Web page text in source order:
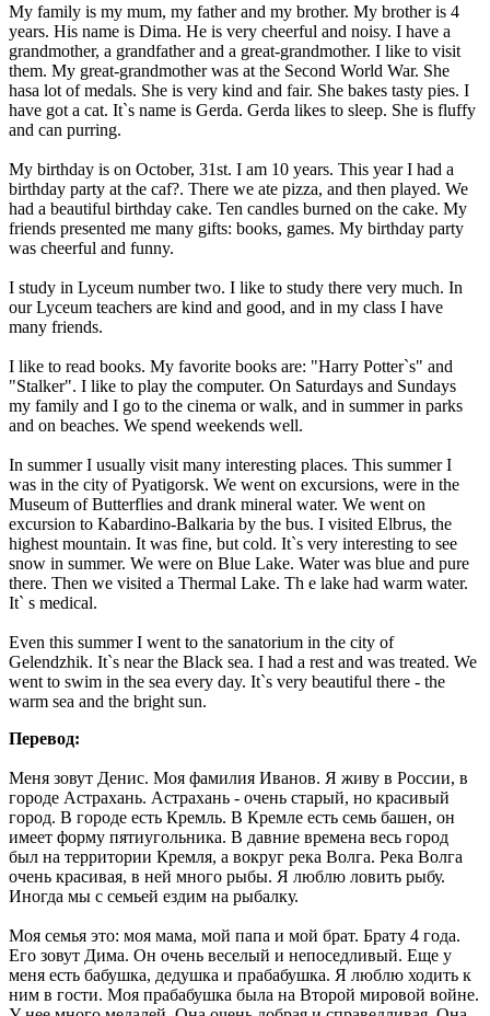
My family is my mum, my father and my brother. My brother is 4
years. His name is Dima. He is very cheerful and noisy. I have a
grandmother, a grandfather and a great-grandmother. I like to visit
them. My great-grandmother was at the Second World War. She
hasa lot of medals. She is very kind and fair. She bakes tasty pies. I
have got a cat. It`s name is Gerda. Gerda likes to sleep. She is fluffy
and can purring.
My birthday is on October, 31st. I am 10 years. This year I had a
birthday party at the caf?. There we ate pizza, and then played. We
had a beautiful birthday cake. Ten candles burned on the cake. My
friends presented me many gifts: books, games. My birthday party
was cheerful and funny.
I study in Lyceum number two. I like to study there very much. In
our Lyceum teachers are kind and good, and in my class I have
many friends.
I like to read books. My favorite books are: "Harry Potter`s" and
"Stalker". I like to play the computer. On Saturdays and Sundays
my family and I go to the cinema or walk, and in summer in parks
and on beaches. We spend weekends well.
In summer I usually visit many interesting places. This summer I
was in the city of Pyatigorsk. We went on excursions, were in the
Museum of Butterflies and drank mineral water. We went on
excursion to Kabardino-Balkaria by the bus. I visited Elbrus, the
highest mountain. It was fine, but cold. It`s very interesting to see
snow in summer. We were on Blue Lake. Water was blue and pure
there. Then we visited a Thermal Lake. Th e lake had warm water.
It` s medical.
Even this summer I went to the sanatorium in the city of
Gelendzhik. It`s near the Black sea. I had a rest and was treated. We
went to swim in the sea every day. It`s very beautiful there - the
warm sea and the bright sun.
Перевод:
Меня зовут Денис. Моя фамилия Иванов. Я живу в России, в
городе Астрахань. Астрахань - очень старый, но красивый
город. В городе есть Кремль. В Кремле есть семь башен, он
имеет форму пятиугольника. В давние времена весь город
был на территории Кремля, а вокруг река Волга. Река Волга
очень красивая, в ней много рыбы. Я люблю ловить рыбу.
Иногда мы с семьей ездим на рыбалку.
Моя семья это: моя мама, мой папа и мой брат. Брату 4 года.
Его зовут Дима. Он очень веселый и непоседливый. Еще у
меня есть бабушка, дедушка и прабабушка. Я люблю ходить к
ним в гости. Моя прабабушка была на Второй мировой войне.